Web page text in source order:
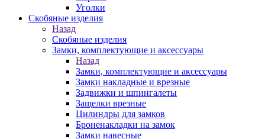
Уголки
Скобяные изделия
Назад
Скобяные изделия
Замки, комплектующие и аксессуары
Назад
Замки, комплектующие и аксессуары
Замки накладные и врезные
Задвижки и шпингалеты
Защелки врезные
Цилиндры для замков
Броненакладки на замок
Замки навесные